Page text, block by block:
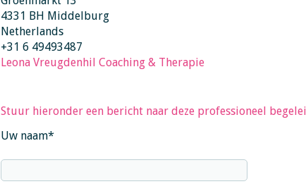
4331 BH Middelburg
Netherlands
+31 6 49493487
Leona Vreugdenhil Coaching & Therapie
Stuur hieronder een bericht naar deze professioneel
Uw naam*